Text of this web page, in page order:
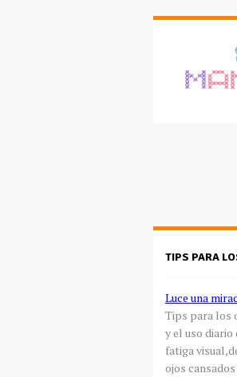
TIPS PARA
Luce una
Tips para los
y el uso
fatiga
ojos